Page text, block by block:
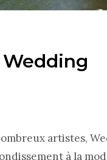
artistes,
à la